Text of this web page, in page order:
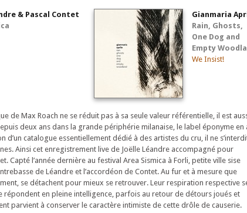
& Pascal Contet
Gianmaria
Rain, Ghosts,
One Dog and
Empty
We Insist!
de Max Roach ne se réduit pas à sa seule valeur référentielle, il est
deux ans dans la grande périphérie milanaise, le label éponyme en
d’un catalogue essentiellement dédié à des artistes du cru, il ne
Ainsi cet enregistrement live de Joëlle Léandre accompagné pour
Capté l’année dernière au festival Area Sismica à Forli, petite ville sise
de Léandre et l’accordéon de Contet. Au fur et à mesure que
se détachent pour mieux se retrouver. Leur respiration respective
répondent en pleine intelligence, parfois au retour de détours joués et
parvient à conserver le caractère intimiste de cette drôle de causerie.